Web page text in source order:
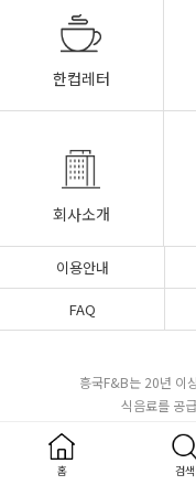
한컵레터
회사소개
이용안내
FAQ
흥국F&B는 20년 이
식음료를 공
국내외 300여
홈 검색